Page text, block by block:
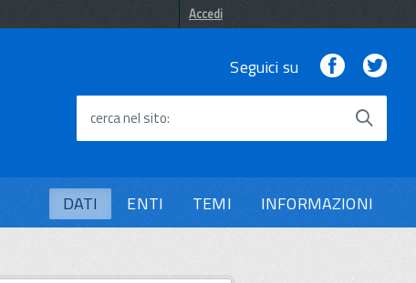
Accedi
Seguici su Facebook
cerca nel sito
DATI ENTI TEMI INFORMAZIONI